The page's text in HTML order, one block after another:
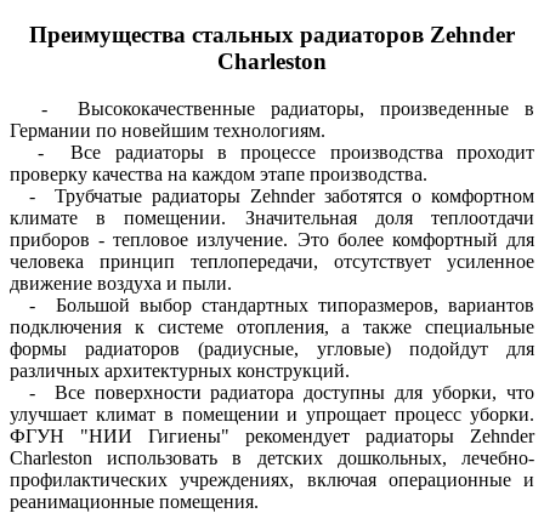
Преимущества стальных радиаторов Zehnder
Charleston
- Высококачественные радиаторы, произведенные в
Германии по новейшим технологиям.
- Все радиаторы в процессе производства проходит
проверку качества на каждом этапе производства.
- Трубчатые радиаторы Zehnder заботятся о комфортном
климате в помещении. Значительная доля теплоотдачи
приборов - тепловое излучение. Это более комфортный для
человека принцип теплопередачи, отсутствует усиленное
движение воздуха и пыли.
- Большой выбор стандартных типоразмеров, вариантов
подключения к системе отопления, а также специальные
формы радиаторов (радиусные, угловые) подойдут для
различных архитектурных конструкций.
- Все поверхности радиатора доступны для уборки, что
улучшает климат в помещении и упрощает процесс уборки.
ФГУН "НИИ Гигиены" рекомендует радиаторы Zehnder
Charleston использовать в детских дошкольных, лечебно-
профилактических учреждениях, включая операционные и
реанимационные помещения.